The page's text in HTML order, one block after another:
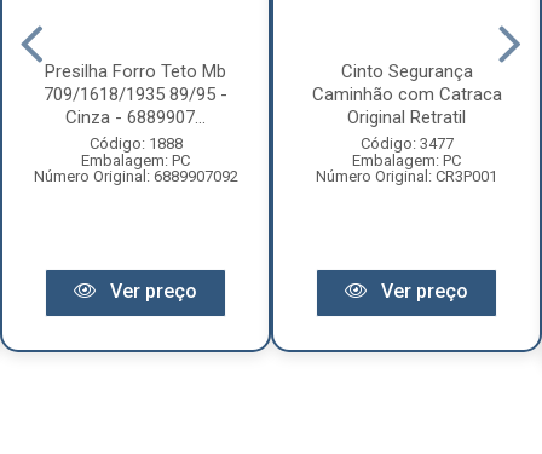
Presilha Forro Teto Mb
709/1618/1935 89/95 -
Cinza - 6889907...
Código: 1888
Embalagem: PC
Número Original: 6889907092
Ver preço
Cinto Segurança
Caminhão com Catraca
Original Retratil
Código: 3477
Embalagem: PC
Número Original: CR3P001
Ver preço